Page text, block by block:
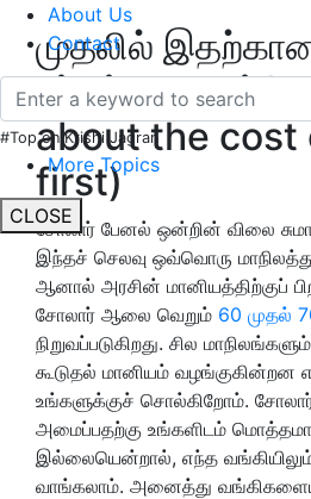
About Us
Contact
#Top on Krishi Jagran
More Topics
CLOSE
முதலில்
பற்றிப்
about the cost
first)
சோலார் பேனல் ஒன்றின் விலை
இந்தச் செலவு ஒவ்வொரு
ஆனால் அரசின் மானியத்திற்குப்
சோலார் ஆலை வெறும் 60 முதல்
நிறுவப்படுகிறது. சில
கூடுதல் மானியம்
உங்களுக்குச் சொல்கிறோம்.
அமைப்பதற்கு உங்களிடம்
இல்லையென்றால், எந்த
வாங்கலாம். அனைத்து